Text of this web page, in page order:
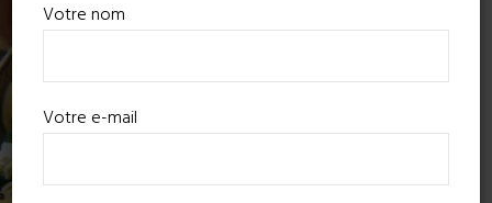
Votre nom
Votre e-mail